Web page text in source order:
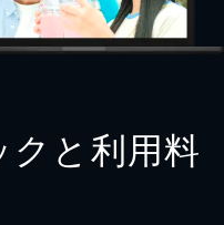
と利用料